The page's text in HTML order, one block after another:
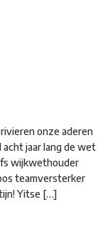
onze aderen
jaar lang de wet
wijkwethouder
teamversterker
Yitse […]